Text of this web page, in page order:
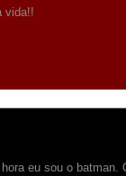
vida!!
eu sou o batman.